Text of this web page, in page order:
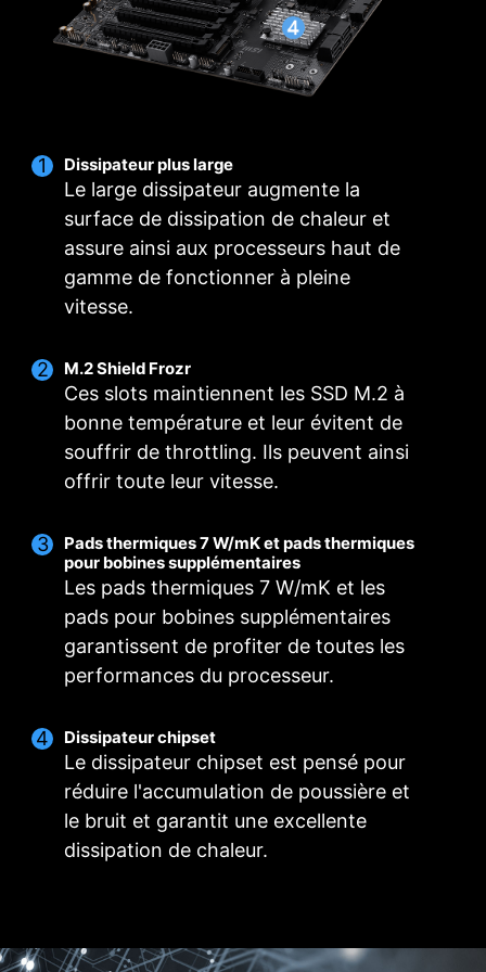
Dissipateur plus large
Le large dissipateur augmente la
surface de dissipation de chaleur et
assure ainsi aux processeurs haut de
gamme de fonctionner à pleine
vitesse.
M.2 Shield Frozr
Ces slots maintiennent les SSD M.2 à
bonne température et leur évitent de
souffrir de throttling. Ils peuvent ainsi
offrir toute leur vitesse.
Pads thermiques 7 W/mK et pads thermiques
pour bobines supplémentaires
Les pads thermiques 7 W/mK et les
pads pour bobines supplémentaires
garantissent de profiter de toutes les
performances du processeur.
Dissipateur chipset
Le dissipateur chipset est pensé pour
réduire l'accumulation de poussière et
le bruit et garantit une excellente
dissipation de chaleur.
POUR DISSIPATEUR
DU PROCESSEUR
POUR WATERBLOCK
Alimentation 3A /
Support du mode
Auto-detect
POUR VENTILATEUR
SYSTÈME
Support du mode
Auto-detect
en un seul clic.
VENTILATEUR
Profils multiples
Enregistrez jusqu'à cinq profils pour répondre à
plusieurs types d'utilisation.
Ventilateur intelligent et ventilateur manuel
Ventilateur intelligent
Permet aux utilisateurs de modifier la courbe de
température à l'aide des quatre points prévus à
cet effet.
Permet aux utilisateurs de modifier
manuellement la température selon un
pourcentage déterminé.
Scénarios utilisateurs
Suivre le mode de MSI Center
Ajustez les paramètres du ventilateur en
fonction du mode sélectionné dans le scénario
utilisateur.
Ajustez les paramètres du ventilateur dans le
BIOS.
Personnalisation par l'utilisateur
Personnalisez les paramètres du ventilateur en
fonction de vos préférences.